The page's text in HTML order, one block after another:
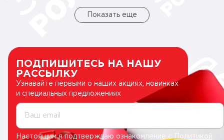
Показать еще
ПОДПИШИТЕСЬ НА НАШУ
РАССЫЛКУ
Узнавайте первыми о наших акциях, новинках
и специальных предложениях
Ваш email
Настоящим я подтверждаю ознакомление сПолитикой